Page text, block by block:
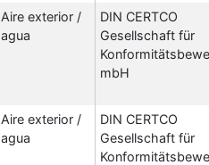
Aire exterior /
agua
DIN CERTCO
Gesellschaft für
mbH
Aire exterior /
agua
DIN CERTCO
Gesellschaft für